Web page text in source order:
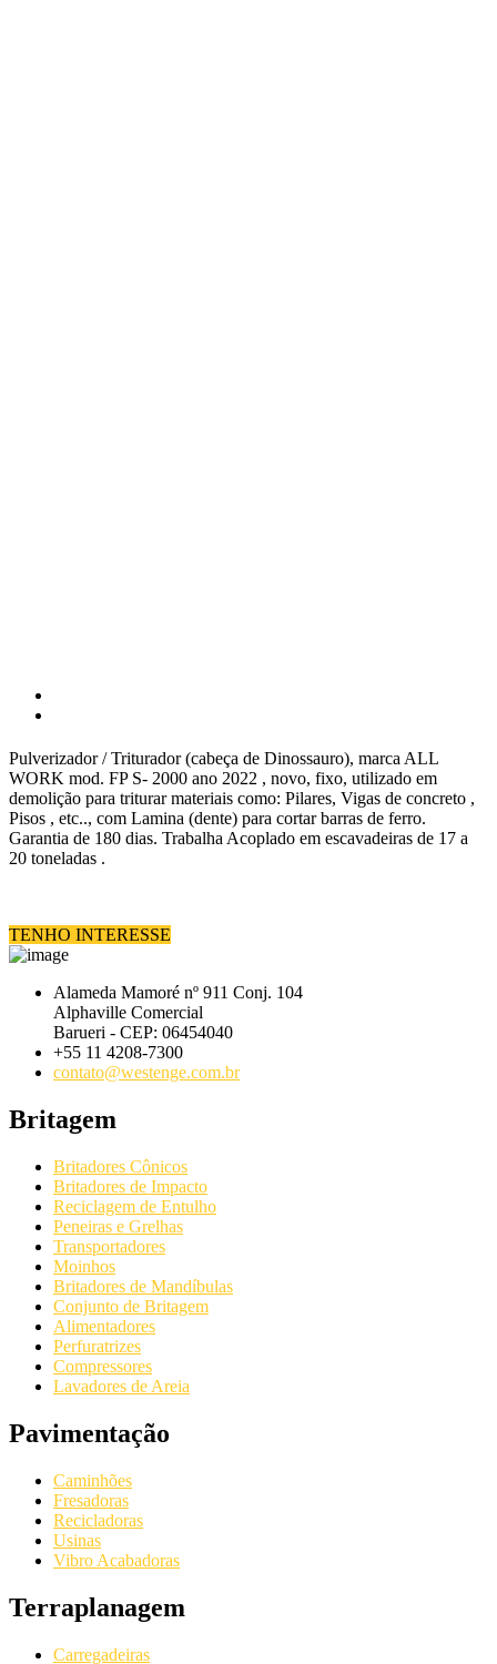
Pulverizador / Triturador (cabeça de Dinossauro), marca ALL
WORK mod. FP S- 2000 ano 2022 , novo, fixo, utilizado em
demolição para triturar materiais como: Pilares, Vigas de concreto ,
Pisos , etc.., com Lamina (dente) para cortar barras de ferro.
Garantia de 180 dias. Trabalha Acoplado em escavadeiras de 17 a
20 toneladas .
TENHO INTERESSE
Alameda Mamoré nº 911 Conj. 104
Alphaville Comercial
Barueri - CEP: 06454040
+55 11 4208-7300
contato@westenge.com.br
Britagem
Britadores Cônicos
Britadores de Impacto
Reciclagem de Entulho
Peneiras e Grelhas
Transportadores
Moinhos
Britadores de Mandíbulas
Conjunto de Britagem
Alimentadores
Perfuratrizes
Compressores
Lavadores de Areia
Pavimentação
Caminhões
Fresadoras
Recicladoras
Usinas
Vibro Acabadoras
Terraplanagem
Carregadeiras